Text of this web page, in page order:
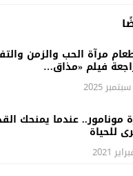
مرآة الحب والزمن
فيلم «مذاق…
مونامور.. عندما يمنحك
للحياة